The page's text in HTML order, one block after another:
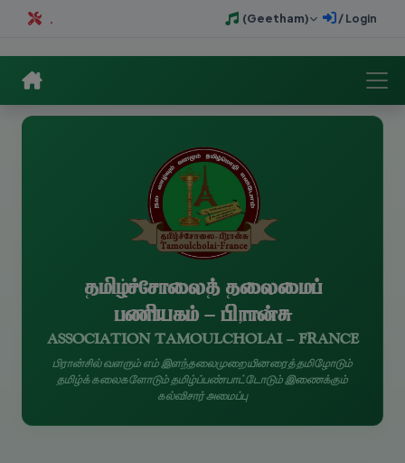
இந்த இணையத்தளம் புத்துருவாக்கம் செய்யப்பட்டுக் கொண்டிருக்கின்றது. தமிழ்ச்சோலைக் கீதம் (Geetham) நுழைவு / Login
தமிழ்ச்சோலைத் தலைமைப்
பணியகம் - பிரான்சு
ASSOCIATION TAMOULCHOLAI - FRANCE
பிரான்சில் வளரும் எம் இளந்தலைமுறையினரைத் தமிழோடும்
தமிழ்க் கலைகளோடும் தமிழ்ப்பண்பாட்டோடும் இணைக்கும்
கல்விசார் அமைப்பு